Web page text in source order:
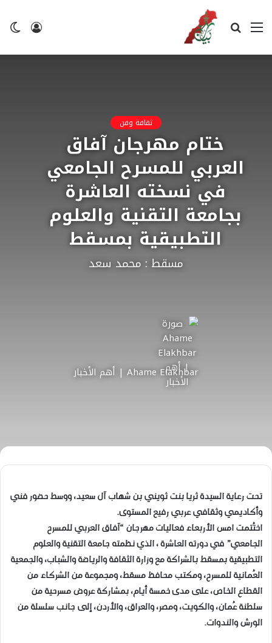
تسجيل
القائمة بحث
ثقافة وفن
ختام مهرجان آفاق
العربي للمسرح الجامعي
في نسخته العاشرة
بجامعة التقنية والعلوم
التطبيقية بمسقط
مسقط : محمد سعد
Ahame Elakhbar | أهم الأخبار
تحت رعاية السيدة ثريا بنت ثويني بن شهاب آل سعيد، ووسط حضور فني
وأكاديمي وثقافي عربي رفيع المستوى.
اختُتمت امس الأربعاء فعاليات مهرجان “آفاق العربي للمسرح
الجامعي” في دورته العاشرة ، الذي نظمته جامعة التقنية والعلوم
التطبيقية بمسقط بالشراكة مع وزارة الثقافة والرياضة والشباب، والجمعية
العُمانية للمسرح، ومكتب محافظ مسقط، ومجموعة من الشركاء من
القطاع الخاص، على مدى خمسة أيام، بمشاركة عروض مسرحية من
سلطنة عُمان، والكويت، ومصر، والعراق، والأردن، إلى جانب سلسلة من
الورش والندوات.